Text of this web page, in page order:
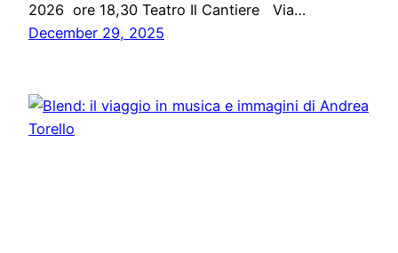
2026 ore 18,30 Teatro Il Cantiere Via…
December 29, 2025